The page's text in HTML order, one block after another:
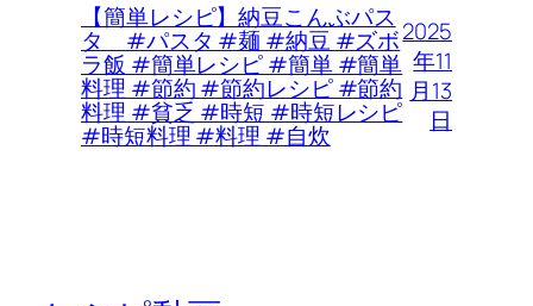
【簡単レシピ】納豆こんぶパス
タ #パスタ #麺 #納豆 #ズボ
ラ飯 #簡単レシピ #簡単 #簡単
料理 #節約 #節約レシピ #節約
料理 #貧乏 #時短 #時短レシピ
#時短料理 #料理 #自炊
2025
年11
月13
日